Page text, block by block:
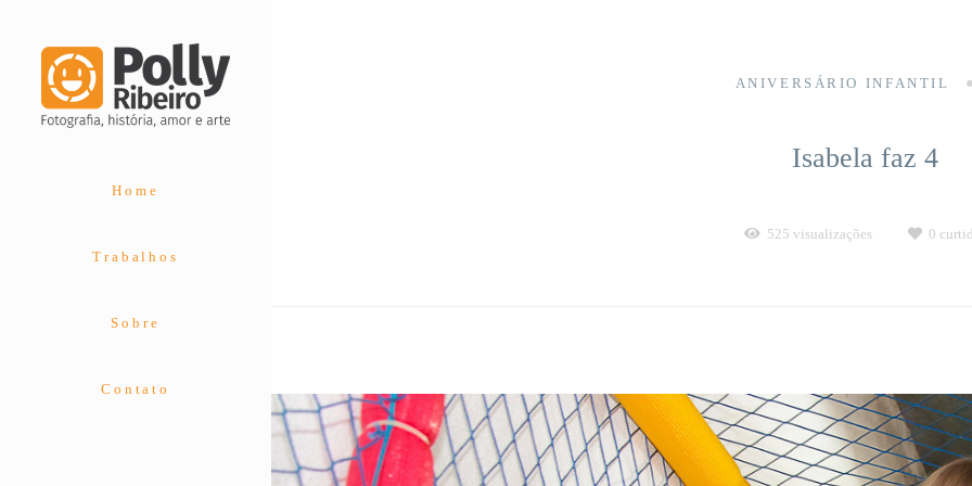
Home
Trabalhos
Sobre
Contato
ANIVERSÁRIO INFANTIL
Isabela faz 4
525 visualizações 0